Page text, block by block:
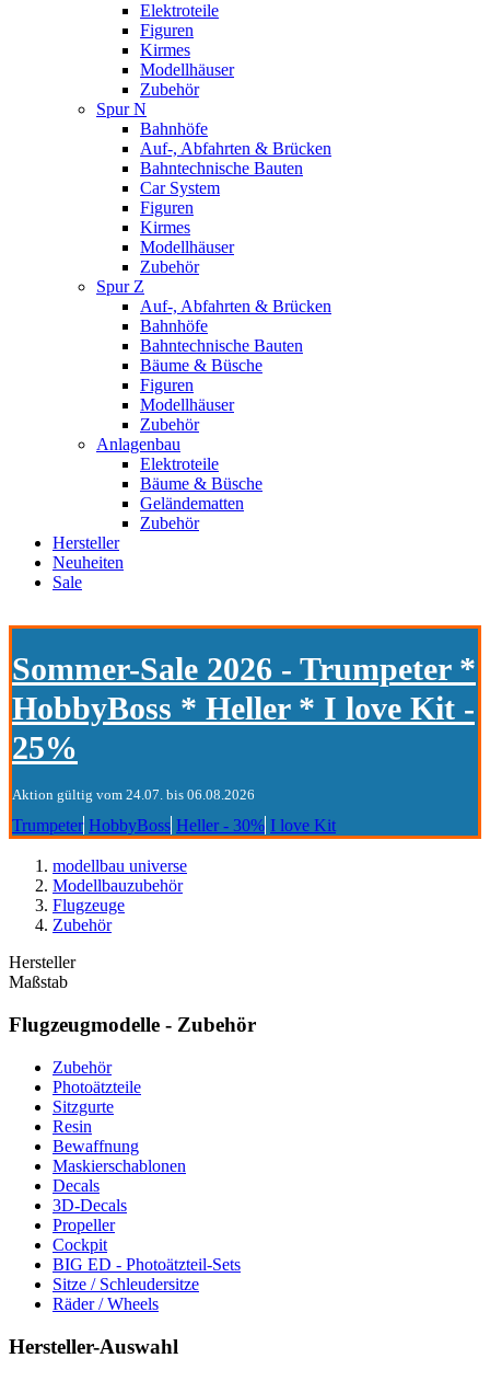
Elektroteile
Figuren
Kirmes
Modellhäuser
Zubehör
Spur N
Bahnhöfe
Auf-, Abfahrten & Brücken
Bahntechnische Bauten
Car System
Figuren
Kirmes
Modellhäuser
Zubehör
Spur Z
Auf-, Abfahrten & Brücken
Bahnhöfe
Bahntechnische Bauten
Bäume & Büsche
Figuren
Modellhäuser
Zubehör
Anlagenbau
Elektroteile
Bäume & Büsche
Geländematten
Zubehör
Hersteller
Neuheiten
Sale
Sommer-Sale 2026 - Trumpeter *
HobbyBoss * Heller * I love Kit -
25%
Aktion gültig vom 24.07. bis 06.08.2026
Trumpeter HobbyBoss Heller - 30% I love Kit
modellbau universe
Modellbauzubehör
Flugzeuge
Zubehör
Hersteller
Maßstab
Flugzeugmodelle - Zubehör
Zubehör
Photoätzteile
Sitzgurte
Resin
Bewaffnung
Maskierschablonen
Decals
3D-Decals
Propeller
Cockpit
BIG ED - Photoätzteil-Sets
Sitze / Schleudersitze
Räder / Wheels
Hersteller-Auswahl